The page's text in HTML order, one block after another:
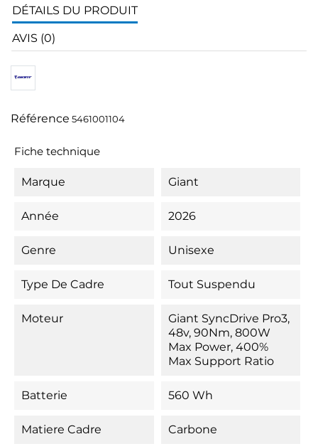
DÉTAILS DU PRODUIT
AVIS (0)
Référence 5461001104
Fiche technique
Marque Giant
Année 2026
Genre Unisexe
Type De Cadre Tout Suspendu
Moteur
Giant SyncDrive Pro3,
48v, 90Nm, 800W
Max Power, 400%
Max Support Ratio
Batterie 560 Wh
Matiere Cadre Carbone